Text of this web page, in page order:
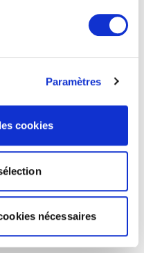
Paramètres
cookies
nécessaires